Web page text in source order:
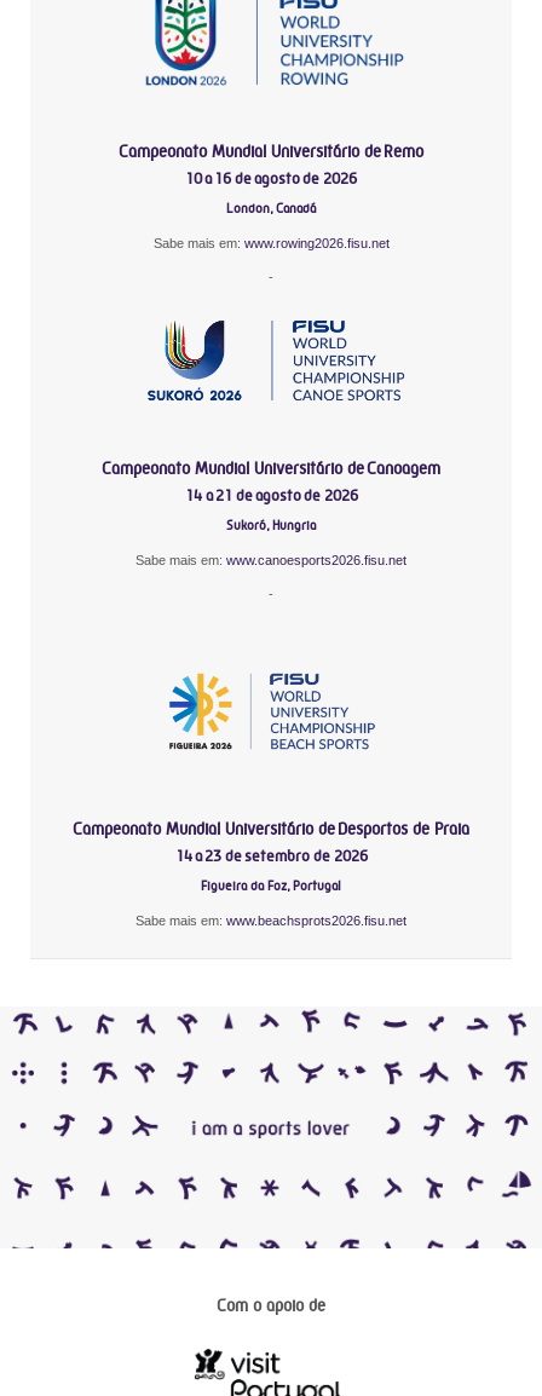
Campeonato Mundial Universitário de Remo
10 a 16 de agosto de 2026
London, Canadá
Sabe mais em: www.rowing2026.fisu.net
-
Campeonato Mundial Universitário de Canoagem
14 a 21 de agosto de 2026
Sukoró, Hungria
Sabe mais em: www.canoesports2026.fisu.net
-
Campeonato Mundial Universitário de Desportos de Praia
14 a 23 de setembro de 2026
Figueira da Foz, Portugal
Sabe mais em: www.beachsprots2026.fisu.net
Com o apoio de